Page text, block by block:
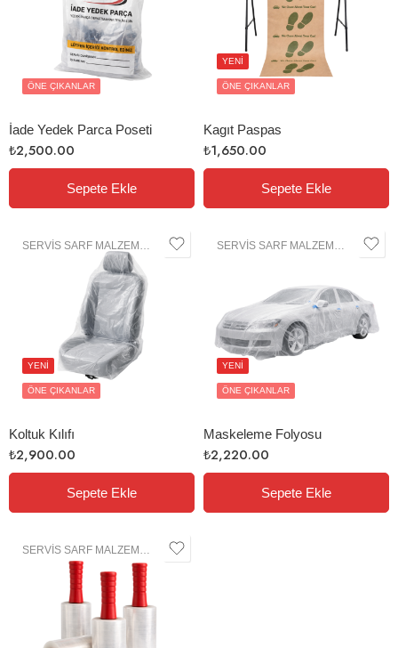
İade Yedek Parca Poseti
ÖNE ÇIKANLAR
₺2,500.00
Sepete Ekle
Kagıt Paspas
YENİ
ÖNE ÇIKANLAR
₺1,650.00
Sepete Ekle
Koltuk Kılıfı
YENİ
ÖNE ÇIKANLAR
₺2,900.00
Sepete Ekle
Maskeleme Folyosu
YENİ
ÖNE ÇIKANLAR
₺2,220.00
Sepete Ekle